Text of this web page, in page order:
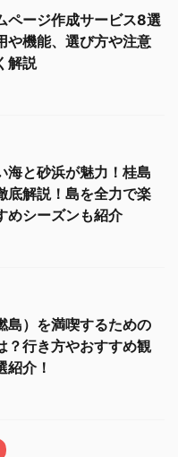
ページ作成サービス8選
や機能、選び方や注意
解説
海と砂浜が魅力！桂島
底解説！島を全力で楽
めシーズンも紹介
島）を満喫するための
？行き方やおすすめ観
紹介！